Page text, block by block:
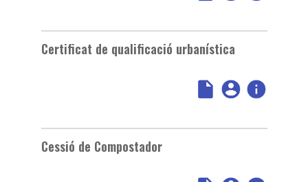
Certificat de qualificació urbanística
Cessió de Compostador